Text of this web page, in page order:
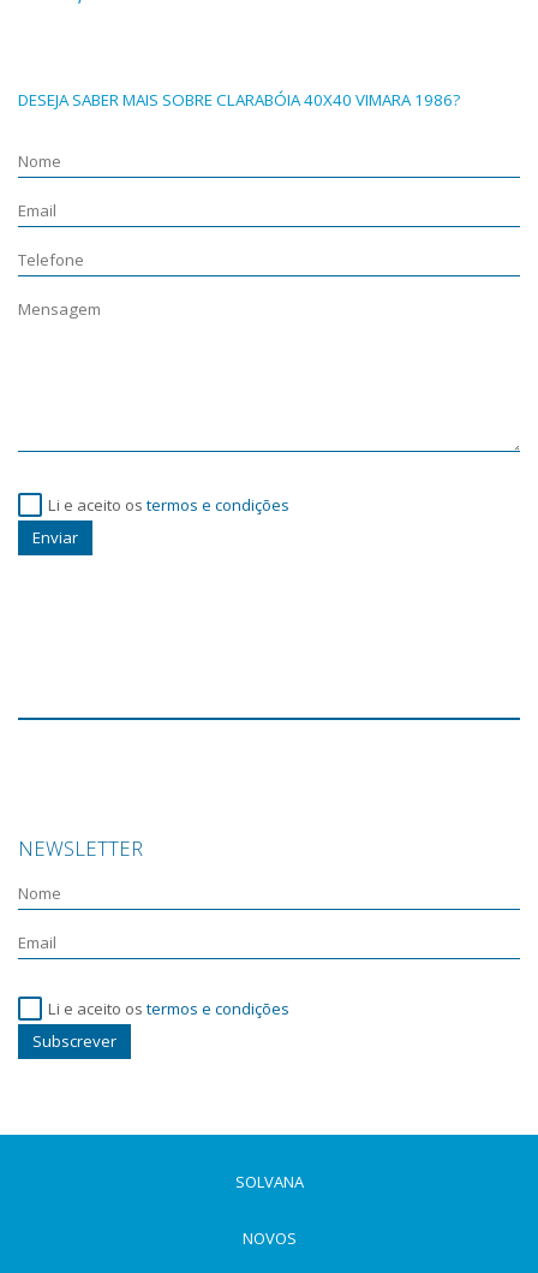
DESEJA SABER MAIS SOBRE CLARABÓIA 40X40 VIMARA 1986?
Li e aceito os termos e condições
Enviar
NEWSLETTER
Li e aceito os termos e condições
Subscrever
SOLVANA
NOVOS